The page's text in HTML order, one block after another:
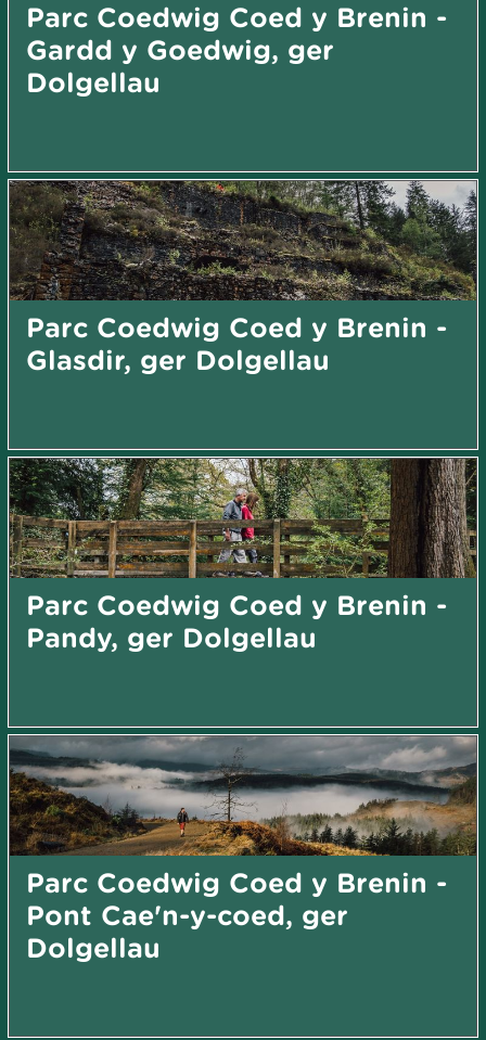
Parc Coedwig Coed y Brenin -
Gardd y Goedwig, ger
Dolgellau
Parc Coedwig Coed y Brenin -
Glasdir, ger Dolgellau
Parc Coedwig Coed y Brenin -
Pandy, ger Dolgellau
Parc Coedwig Coed y Brenin -
Pont Cae'n-y-coed, ger
Dolgellau